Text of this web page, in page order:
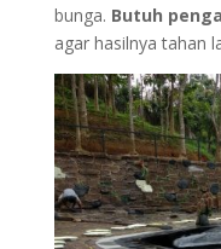
bunga. Butuh
agar hasilnya tahan